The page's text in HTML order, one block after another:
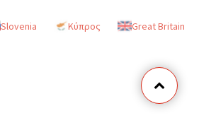
Slovenia Κύπρος
Great Britain